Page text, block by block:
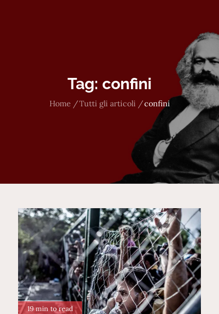
Tag: confini
Home Tutti gli articoli confini
19 min to read